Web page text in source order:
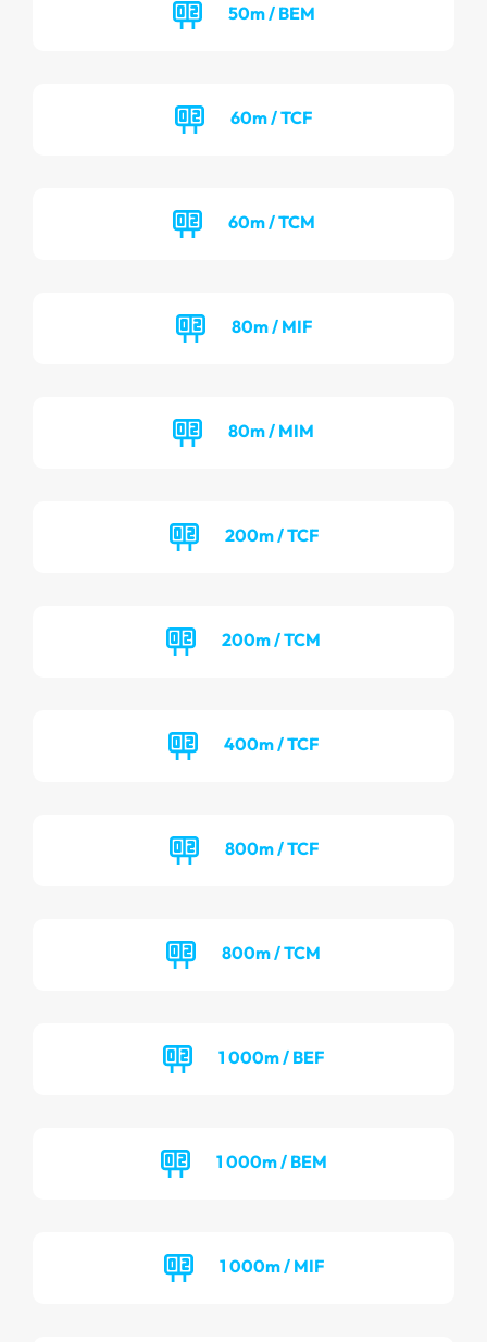
50m / BEM
60m / TCF
60m / TCM
80m / MIF
80m / MIM
200m / TCF
200m / TCM
400m / TCF
800m / TCF
800m / TCM
1 000m / BEF
1 000m / BEM
1 000m / MIF